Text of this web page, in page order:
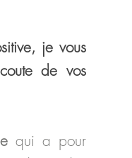
je vous
de vos
qui a pour